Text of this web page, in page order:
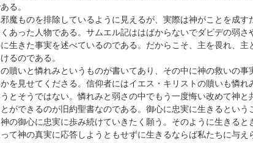
る。
魔ものを排除しているように見えるが、実際は神がことを成
あった人物である。サムエル記ははばからないでダビデの弱
生きた事実を述べているのである。だからこそ、主を畏れ、
るのである。
贖いと憐れみというものが書いてあり、その中に神の救いの
を見せてくださる。信仰者にはイエス・キリストの贖いも憐
とそうではない。憐れみと弱さの中でもう一度悔い改めて神
ができるのが旧約聖書なのである。御心に忠実に生きるとい
の御心に忠実に歩み続けていきたく願う。そのように生きる
て神の真実に応答しようともせずに生きるならば私たちに与